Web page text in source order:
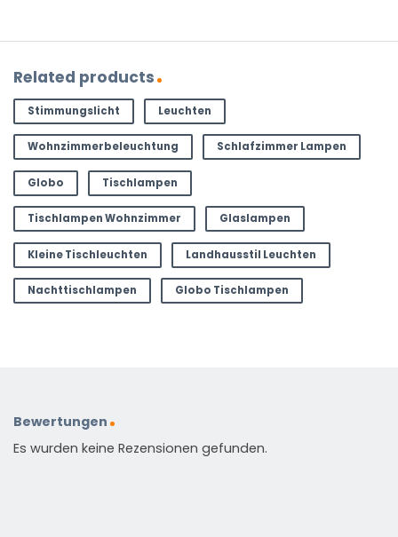
Related products
Stimmungslicht Leuchten
Wohnzimmerbeleuchtung Schlafzimmer Lampen
Globo Tischlampen
Tischlampen Wohnzimmer Glaslampen
Kleine Tischleuchten Landhausstil Leuchten
Nachttischlampen Globo Tischlampen
Bewertungen
Es wurden keine Rezensionen gefunden.